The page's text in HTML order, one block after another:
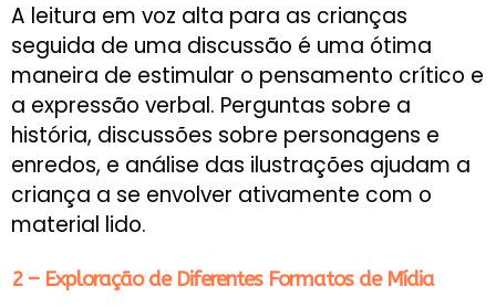
A leitura em voz alta para as crianças
seguida de uma discussão é uma ótima
maneira de estimular o pensamento crítico e
a expressão verbal. Perguntas sobre a
história, discussões sobre personagens e
enredos, e análise das ilustrações ajudam a
criança a se envolver ativamente com o
material lido.
2 – Exploração de Diferentes Formatos de Mídia